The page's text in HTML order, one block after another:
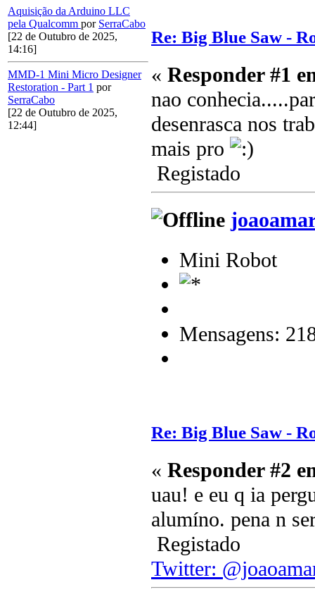
Aquisição da Arduino LLC
pela Qualcomm por SerraCabo
[22 de Outubro de 2025,
14:16]
MMD-1 Mini Micro Designer
Restoration - Part 1 por
SerraCabo
[22 de Outubro de 2025,
12:44]
Re: Big Blue Saw -
« Responder #1
nao
desenrasca nos
mais pro
Registado
Mini Robot
Mensagens:
Re: Big Blue Saw -
« Responder #2
uau! e eu q ia
alumíno. pena n
Registado
Twitter: